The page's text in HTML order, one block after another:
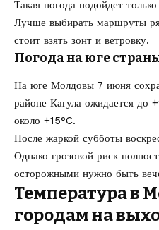
Такая погода подойдет
Лучше выбирать маршруты
стоит взять зонт и ветровку.
Погода на юге
На юге Молдовы 7 июня
районе Кагула ожидается до
около +15°C.
После жаркой субботы
Однако грозовой риск
осторожными нужно быть
Температура в
городам на